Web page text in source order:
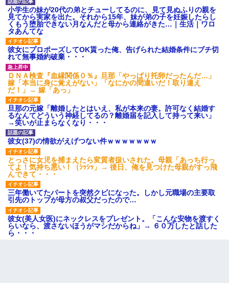
小学生の妹が20代の弟とチューしてるのに、見て見ぬふりの親を
見てから実家を出た。それから15年、妹が弟の子を妊娠したらし
くもう堕胎できない月なんだと母から連絡がきた…｜生活｜ワロ
タあんてな
彼女にプロポーズしてOK貰った俺、告げられた結婚条件にブチ切
れて無事婚約破棄・・・
ＤＮＡ検査『血縁関係０％』旦那「やっぱり托卵だったんだ…」
嫁「本当に身に覚えがない」「なにかの間違いだ！取り違え
だ！」→ 嫁「あっ」
旦那の元嫁「離婚したとはいえ、私が本来の妻。許可なく結婚す
るなんてどういう神経してるの？離婚届を記入して持って来い」
→笑いが止まらなくなり・・・
彼女(37)の情欲がえげつない件ｗｗｗｗｗｗｗ
とっさに女児を捕まえたら変質者扱いされた。母親「あっち行っ
てよ！気持ち悪い！（ｼｯｼｯ」→ 後日、俺を見つけた母親がすっ飛
んできて・・・
三年働いてたパートを突然クビになった。しかし元職場の主要取
引先のトップが母方の叔父だったので…
彼女(美人女医)にネックレスをプレゼント。「こんな安物を渡すく
らいなら、渡さないほうがマシだからね」→ ６０万したと話した
ら・・・